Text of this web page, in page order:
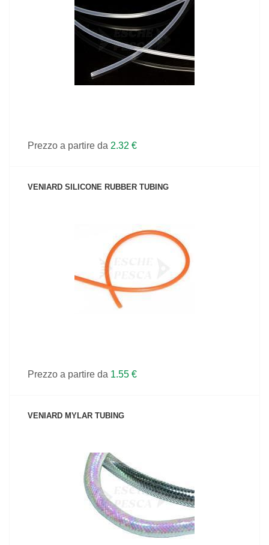
VEDI IL PRODOTTO
Prezzo a partire da 2.32 €
VENIARD SILICONE RUBBER TUBING
VEDI IL PRODOTTO
Prezzo a partire da 1.55 €
VENIARD MYLAR TUBING
VEDI IL PRODOTTO